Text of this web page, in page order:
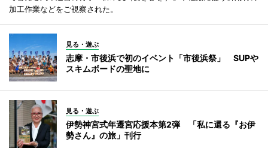
加工作業などをご視察された。
見る・遊ぶ
志摩・市後浜で初のイベント「市後浜祭」 SUPや
スキムボードの聖地に
見る・遊ぶ
伊勢神宮式年遷宮応援本第2弾 「私に還る『お伊
勢さん』の旅」刊行